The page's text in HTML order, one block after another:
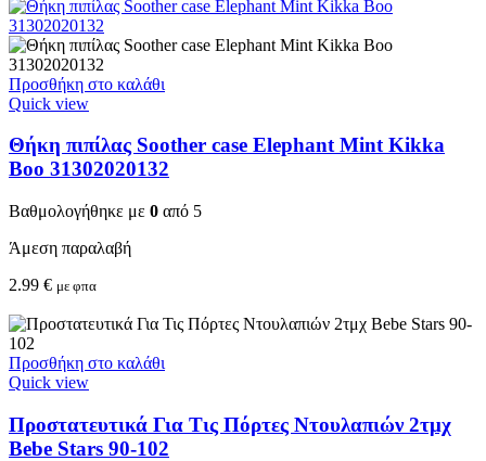
Προσθήκη στο καλάθι
Quick view
Θήκη πιπίλας Soother case Elephant Mint Kikka
Boo 31302020132
Βαθμολογήθηκε με 0 από 5
Άμεση παραλαβή
2.99 € με φπα
Προσθήκη στο καλάθι
Quick view
Προστατευτικά Για Τις Πόρτες Ντουλαπιών 2τμχ
Bebe Stars 90-102